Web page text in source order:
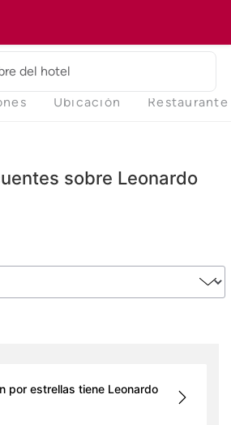
del hotel
Ubicación Restaurante
sobre Leonardo
por estrellas tiene Leonardo